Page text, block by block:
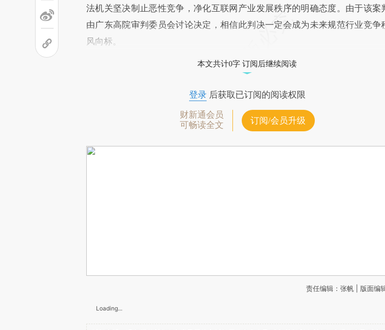
法机关坚决制止恶性竞争，净化互联网产业发展秩序的明确态度。由于该案
由广东高院审判委员会讨论决定，相信此判决一定会成为未来规范行业竞争
风向标。
本文共计0字 订阅后继续阅读
登录后获取已订阅的阅读权限
财新通会员
可畅读全文
订阅/会员升级
责任编辑：张帆 | 版面编
Loading...